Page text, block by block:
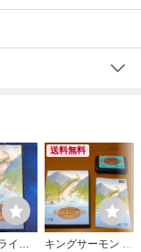
イブ
送料無料
キングサーモン M